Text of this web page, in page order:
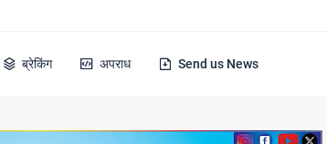
ब्रेकिंग अपराध Send us News